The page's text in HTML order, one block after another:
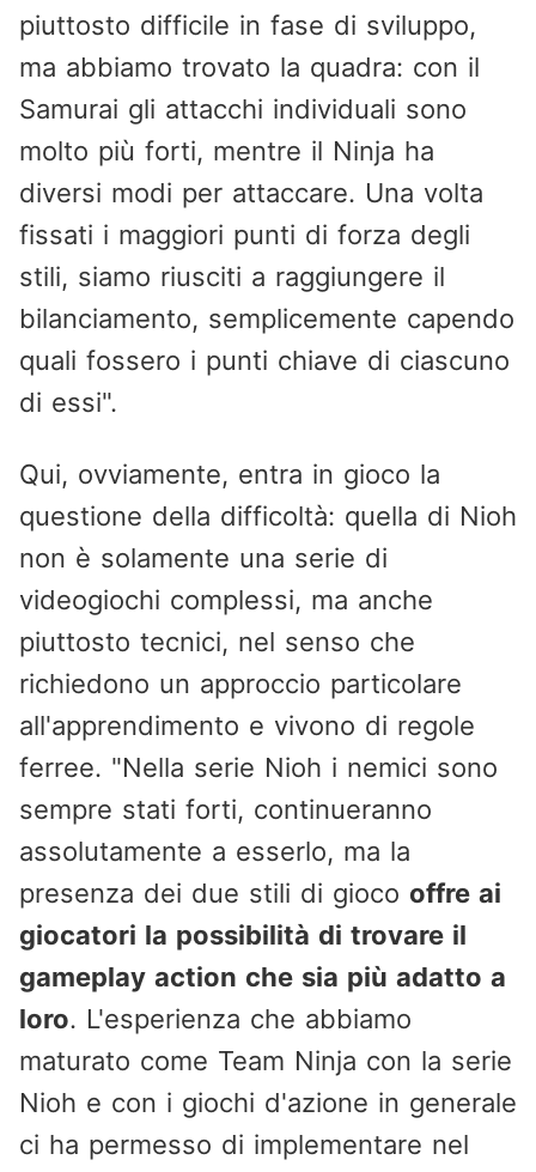
piuttosto difficile in fase di sviluppo,
ma abbiamo trovato la quadra: con il
Samurai gli attacchi individuali sono
molto più forti, mentre il Ninja ha
diversi modi per attaccare. Una volta
fissati i maggiori punti di forza degli
stili, siamo riusciti a raggiungere il
bilanciamento, semplicemente capendo
quali fossero i punti chiave di ciascuno
di essi".
Qui, ovviamente, entra in gioco la
questione della difficoltà: quella di Nioh
non è solamente una serie di
videogiochi complessi, ma anche
piuttosto tecnici, nel senso che
richiedono un approccio particolare
all'apprendimento e vivono di regole
ferree. "Nella serie Nioh i nemici sono
sempre stati forti, continueranno
assolutamente a esserlo, ma la
presenza dei due stili di gioco offre ai
giocatori la possibilità di trovare il
gameplay action che sia più adatto a
loro. L'esperienza che abbiamo
maturato come Team Ninja con la serie
Nioh e con i giochi d'azione in generale
ci ha permesso di implementare nel